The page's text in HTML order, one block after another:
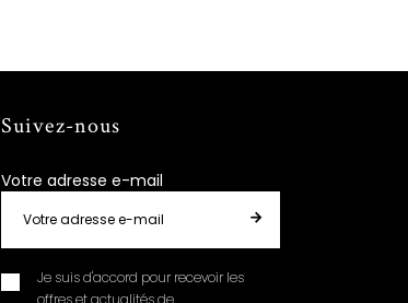
Suivez-nous
Votre adresse e-mail
Je suis d'accord pour recevoir les